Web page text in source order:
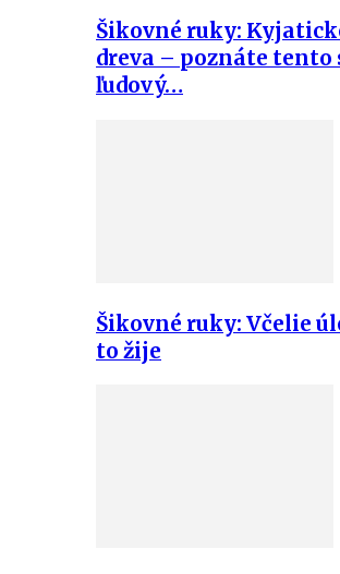
Šikovné ruky:
dreva – poznáte tento
ľudový…
Šikovné ruky: Včelie
to žije